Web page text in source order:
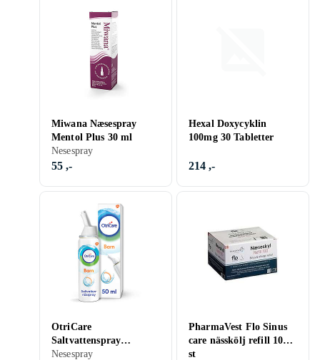
Miwana Næsespray
Mentol Plus 30 ml
Nesespray
55 ,-
Hexal Doxycyklin
100mg 30 Tabletter
214 ,-
OtriCare
Saltvattenspray
Barn&Bebis 50ml
Nesespray
PharmaVest Flo Sinus
care nässkölj refill 100
st